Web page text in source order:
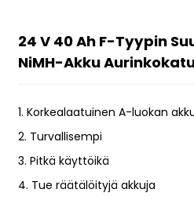
24 V 40 Ah F-Tyypin
NiMH-Akku
1. Korkealaatuinen A-luokan
2. Turvallisempi
3. Pitkä käyttöikä
4. Tue räätälöityjä akkuja